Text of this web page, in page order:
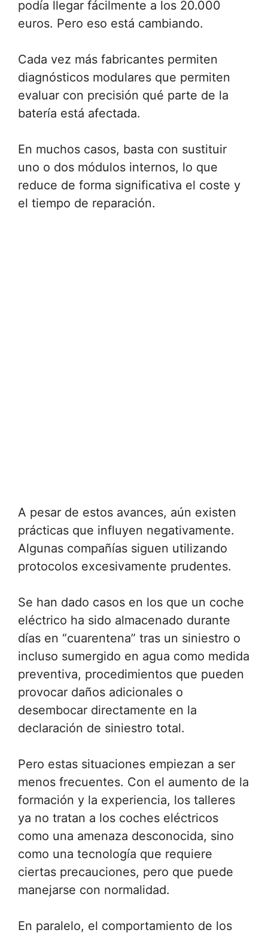
podía llegar fácilmente a los 20.000
euros. Pero eso está cambiando.
Cada vez más fabricantes permiten
diagnósticos modulares que permiten
evaluar con precisión qué parte de la
batería está afectada.
En muchos casos, basta con sustituir
uno o dos módulos internos, lo que
reduce de forma significativa el coste y
el tiempo de reparación.
A pesar de estos avances, aún existen
prácticas que influyen negativamente.
Algunas compañías siguen utilizando
protocolos excesivamente prudentes.
Se han dado casos en los que un coche
eléctrico ha sido almacenado durante
días en “cuarentena” tras un siniestro o
incluso sumergido en agua como medida
preventiva, procedimientos que pueden
provocar daños adicionales o
desembocar directamente en la
declaración de siniestro total.
Pero estas situaciones empiezan a ser
menos frecuentes. Con el aumento de la
formación y la experiencia, los talleres
ya no tratan a los coches eléctricos
como una amenaza desconocida, sino
como una tecnología que requiere
ciertas precauciones, pero que puede
manejarse con normalidad.
En paralelo, el comportamiento de los